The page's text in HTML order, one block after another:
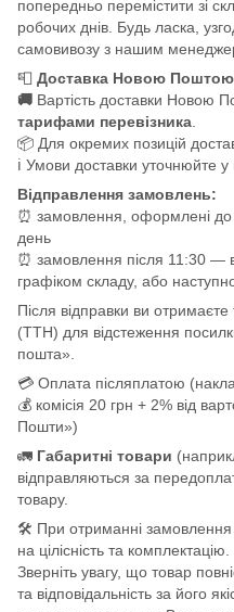
попередньо перемістити зі
робочих днів. Будь ласка,
самовивозу з нашим
📮 Доставка Новою Поштою
🚚 Вартість доставки Новою
тарифами перевізника
📦 Для окремих позицій
ℹ️ Умови доставки уточнюйте
Відправлення замовлень:
⏰ замовлення, оформлені
день
⏰ замовлення після 11:30 —
графіком складу, або
Після відправки ви
(ТТН) для відстеження
пошта».
💳 Оплата післяплатою
💰 комісія 20 грн + 2% від
Пошти»)
🚛 Габаритні товари
відправляються за
товару.
🛠️ При отриманні замовлення
на цілісність та комплектацію.
Зверніть увагу, що товар
та відповідальність за його